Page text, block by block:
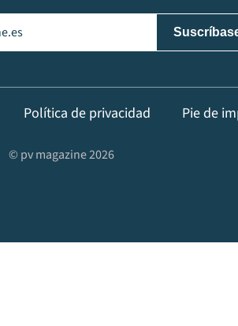
Política de privacidad Pie de
© pv magazine 2026